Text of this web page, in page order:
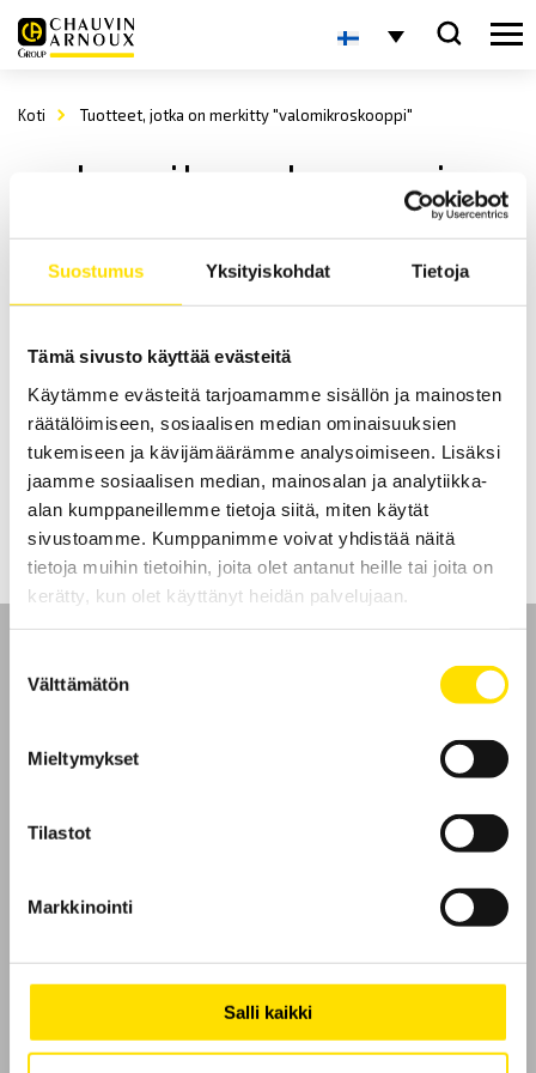
Suostumus Yksityiskohdat Tietoja
Tämä sivusto käyttää evästeitä
Käytämme evästeitä tarjoamamme sisällön ja mainosten
räätälöimiseen, sosiaalisen median ominaisuuksien
tukemiseen ja kävijämäärämme analysoimiseen. Lisäksi
jaamme sosiaalisen median, mainosalan ja analytiikka-
alan kumppaneillemme tietoja siitä, miten käytät
sivustoamme. Kumppanimme voivat yhdistää näitä
tietoja muihin tietoihin, joita olet antanut heille tai joita on
kerätty, kun olet käyttänyt heidän palvelujaan.
valinta
Välttämätön
Mieltymykset
Tilastot
Markkinointi
Salli kaikki
Koti Tuotteet, jotka on merkitty "valomikroskooppi"
valomikroskooppi
KERN OBL-12/OBL-13 Valomikroskooppi
LUE LISÄÄ
Evästeet
CA Mätsystem AB